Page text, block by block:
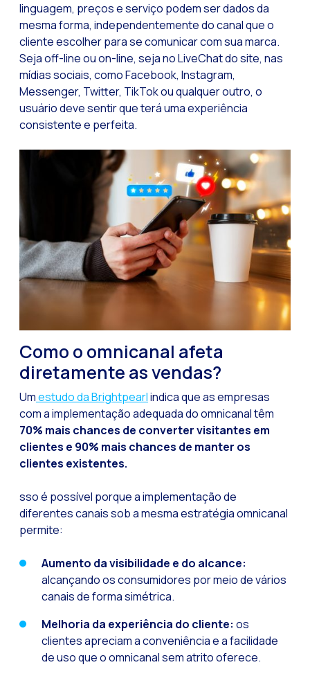
O ecossistema de
Setor financeiro:
Gerando maior
Atendimento ao
Comércio
Transformando
Como digitalizar
Novas tecnologias
Leads na mira da
Qual é a
Como melhorar a
Desafios para o
Inteligência
Agora você pode
Maximize suas
Inovando a
Aproximar
Bots, IA e
Seasonalities:
linguagem, preços e serviço podem ser dados da
mesma forma, independentemente do canal que o
cliente escolher para se comunicar com sua marca.
Seja off-line ou on-line, seja no LiveChat do site, nas
mídias sociais, como Facebook, Instagram,
Messenger, Twitter, TikTok ou qualquer outro, o
usuário deve sentir que terá uma experiência
consistente e perfeita.
Como o omnicanal afeta
diretamente as vendas?
Umestudo da Brightpearlindica que as empresas
com a implementação adequada do omnicanal têm
70% mais chances de converter visitantes em
clientes e 90% mais chances de manter os
clientes existentes.
sso é possível porque a implementação de
diferentes canais sob a mesma estratégia omnicanal
permite:
Aumento da visibilidade e do alcance:
alcançando os consumidores por meio de vários
canais de forma simétrica.
Melhoria da experiência do cliente: os
clientes apreciam a conveniência e a facilidade
de uso que o omnicanal sem atrito oferece.